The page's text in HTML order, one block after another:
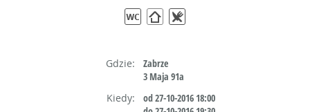
Gdzie:
Zabrze
3 Maja 91a
Kiedy:
od 27-10-2016 18:00